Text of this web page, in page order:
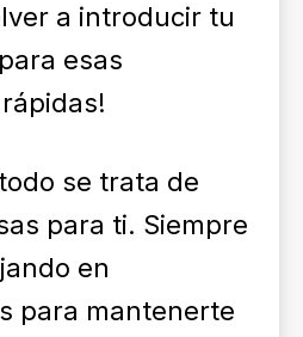
a introducir tu
esas
se trata de
para ti. Siempre
en
para mantenerte